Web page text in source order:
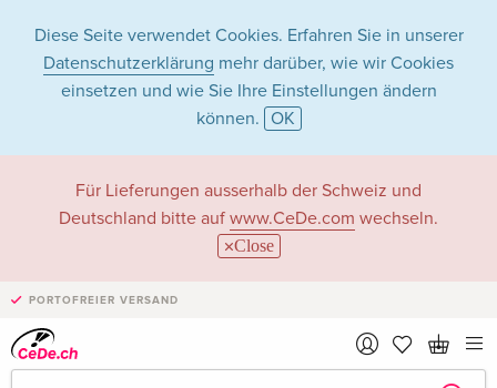
Diese Seite verwendet Cookies. Erfahren Sie in unserer
Datenschutzerklärung mehr darüber, wie wir Cookies
einsetzen und wie Sie Ihre Einstellungen ändern
können. OK
Für Lieferungen ausserhalb der Schweiz und
Deutschland bitte auf www.CeDe.com wechseln.
Close
PORTOFREIER VERSAND